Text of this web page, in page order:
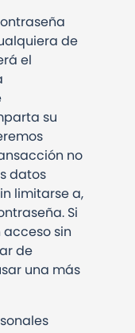
de
el
su
no
datos
limitarse a,
Si
sin
de
una más